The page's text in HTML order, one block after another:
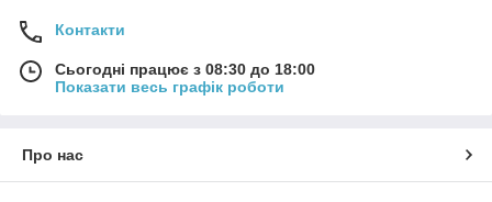
Контакти
Сьогодні працює з 08:30 до 18:00
Показати весь графік роботи
Про нас